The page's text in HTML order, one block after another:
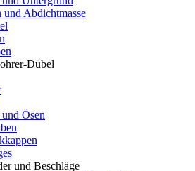
und Abdichtmasse
Dübel
Ösen
und Beschläge